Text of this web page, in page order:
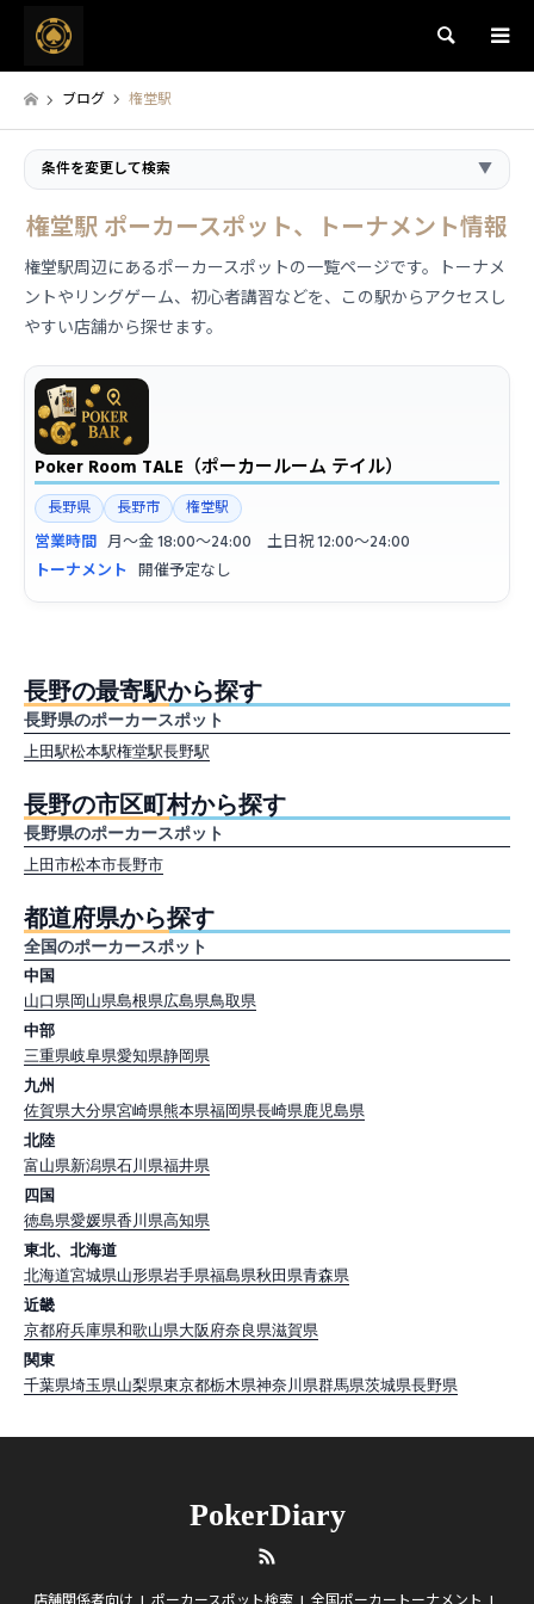
検索
ブログ 権堂駅
条件を変更して検索 ▼
権堂駅 ポーカースポット、トーナメント情報
権堂駅周辺にあるポーカースポットの一覧ページです。トーナメ
ントやリングゲーム、初心者講習などを、この駅からアクセスし
やすい店舗から探せます。
Poker Room TALE（ポーカールーム テイル）
長野県 長野市 権堂駅
営業時間 月〜金 18:00〜24:00 土日祝 12:00〜24:00
トーナメント 開催予定なし
長野の最寄駅から探す
長野県のポーカースポット
上田駅松本駅権堂駅長野駅
長野の市区町村から探す
長野県のポーカースポット
上田市松本市長野市
都道府県から探す
全国のポーカースポット
中国
山口県岡山県島根県広島県鳥取県
中部
三重県岐阜県愛知県静岡県
九州
佐賀県大分県宮崎県熊本県福岡県長崎県鹿児島県
北陸
富山県新潟県石川県福井県
四国
徳島県愛媛県香川県高知県
東北、北海道
北海道宮城県山形県岩手県福島県秋田県青森県
近畿
京都府兵庫県和歌山県大阪府奈良県滋賀県
関東
千葉県埼玉県山梨県東京都栃木県神奈川県群馬県茨城県長野県
PokerDiary